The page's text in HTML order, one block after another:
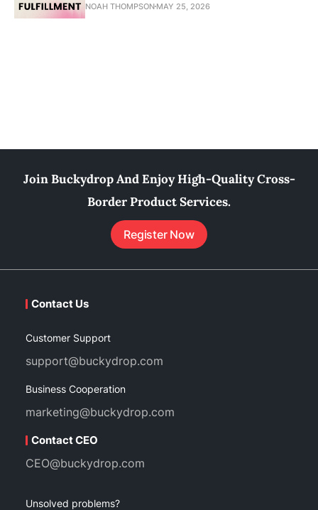
NOAH THOMPSON MAY 25, 2026
Join Buckydrop And Enjoy High-Quality Cross-
Border Product Services.
Register Now
Contact Us
Customer Support
support@buckydrop.com
Business Cooperation
marketing@buckydrop.com
Contact CEO
CEO@buckydrop.com
Unsolved problems?